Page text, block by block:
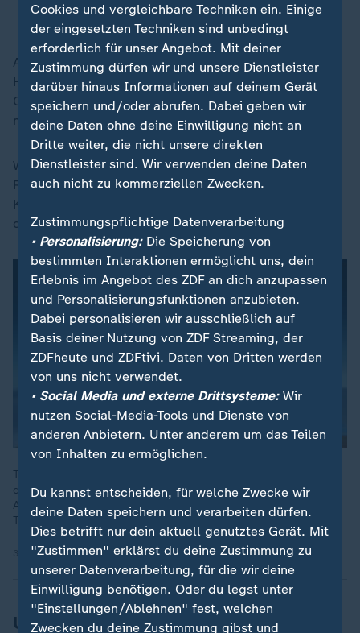
Cathryn Clüver Ashbrook, Politikwissenschaftlerin
Auch die juristische Abteilung der Streitkräfte habe
Hegseth entkernt. Die Judge Advocate General's
Corps agieren etwa als Ankläger und Verteidiger in
militärischen Gerichtsverfahren.
Wenn der US-Verteidigungsminister ein neues
Rechtssystem für das Militär einführte oder die Genfer
Konvention für US-Streitkräfte aussetzen würde, sei
das in der Summe "brandgefährlich", so Ashbrook.
Trump hat US-Generäle auf einen "Krieg im Innern" gegen
demokratisch regierte Städte eingeschworen. Er wolle die
Armee auf Linie bringen, so ZDF-Korrespondent Elmar
Theveßen.
30.09.2025 | 1:45 min
US-Militärs zu Überparteilichkeit
Cookies und vergleichbare Techniken ein. Einige
der eingesetzten Techniken sind unbedingt
erforderlich für unser Angebot. Mit deiner
Zustimmung dürfen wir und unsere Dienstleister
darüber hinaus Informationen auf deinem Gerät
speichern und/oder abrufen. Dabei geben wir
deine Daten ohne deine Einwilligung nicht an
Dritte weiter, die nicht unsere direkten
Dienstleister sind. Wir verwenden deine Daten
auch nicht zu kommerziellen Zwecken.
Zustimmungspflichtige Datenverarbeitung
• Personalisierung:Die Speicherung von
bestimmten Interaktionen ermöglicht uns, dein
Erlebnis im Angebot des ZDF an dich anzupassen
und Personalisierungsfunktionen anzubieten.
Dabei personalisieren wir ausschließlich auf
Basis deiner Nutzung von ZDF Streaming, der
ZDFheute und ZDFtivi. Daten von Dritten werden
von uns nicht verwendet.
• Social Media und externe Drittsysteme:Wir
nutzen Social-Media-Tools und Dienste von
anderen Anbietern. Unter anderem um das Teilen
von Inhalten zu ermöglichen.
Du kannst entscheiden, für welche Zwecke wir
deine Daten speichern und verarbeiten dürfen.
Dies betrifft nur dein aktuell genutztes Gerät. Mit
"Zustimmen" erklärst du deine Zustimmung zu
unserer Datenverarbeitung, für die wir deine
Einwilligung benötigen. Oder du legst unter
"Einstellungen/Ablehnen" fest, welchen
Zwecken du deine Zustimmung gibst und